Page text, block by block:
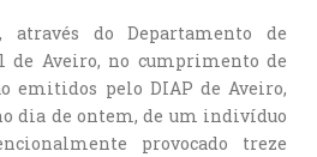
do Departamento de
de Aveiro, no cumprimento de
emitidos pelo DIAP de Aveiro,
dia de ontem, de um indivíduo
provocado treze